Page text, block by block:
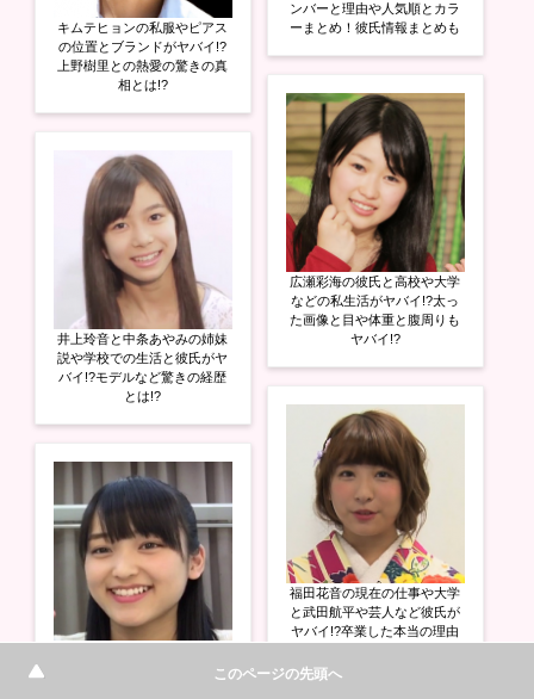
キムテヒョンの私服やピアス
の位置とブランドがヤバイ!?
上野樹里との熱愛の驚きの真
相とは!?
井上玲音と中条あやみの姉妹
説や学校での生活と彼氏がヤ
バイ!?モデルなど驚きの経歴
とは!?
校や大学での私生活や彼氏が
ンバーと理由や人気順とカラ
ーまとめ！彼氏情報まとめも
広瀬彩海の彼氏と高校や大学
などの私生活がヤバイ!?太っ
た画像と目や体重と腹周りも
ヤバイ!?
福田花音の現在の仕事や大学
と武田航平や芸人など彼氏が
ヤバイ!?卒業した本当の理由
このページの先頭へ